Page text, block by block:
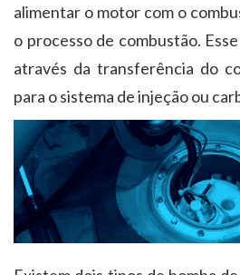
alimentar o motor com o
o processo de combustão.
através da transferência do
para o sistema de injeção ou